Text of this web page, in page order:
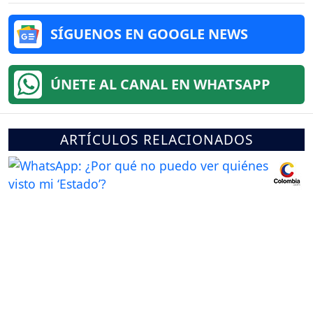
SÍGUENOS EN GOOGLE NEWS
ÚNETE AL CANAL EN WHATSAPP
ARTÍCULOS RELACIONADOS